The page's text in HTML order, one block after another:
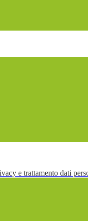
e trattamento dati